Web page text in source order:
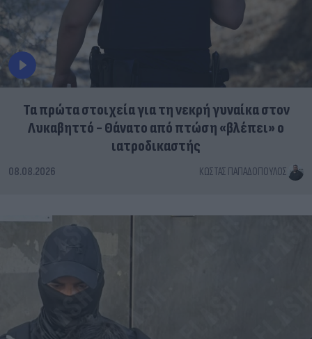
Τα πρώτα στοιχεία για τη νεκρή γυναίκα στον
Λυκαβηττό - Θάνατο από πτώση «βλέπει» ο
ιατροδικαστής
08.08.2026 ΚΏΣΤΑΣ ΠΑΠΑΔΌΠΟΥΛΟΣ